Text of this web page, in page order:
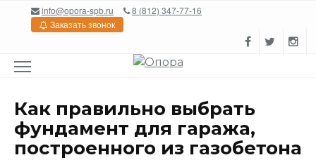
Перейтиinfo@opora-spb.ru
8 (812) 347-77-16
Заказать звонок
Как правильно выбрать
фундамент для гаража,
построенного из газобетона